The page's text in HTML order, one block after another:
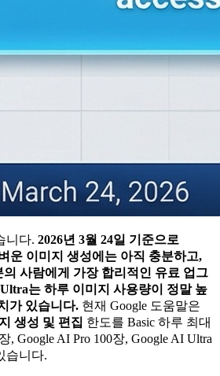
니다. 2026년 3월 24일 기준으로
운 이미지 생성에는 아직 충분하고,
사람에게 가장 합리적인 유료 업그
는 하루 이미지 사용량이 정말 높
가 있습니다. 현재 Google 도움말은
생성 및 편집 한도를 Basic 하루 최대
, Google AI Pro 100장, Google AI Ultra
습니다.